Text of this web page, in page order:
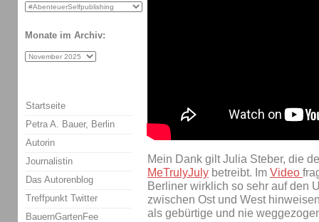
Mein Dank gilt Julia Steber, die
MeTrulyJuly betreibt. Im Video
Berliner wirklich so sehr auf den
zwischen Ost und West
als gebürtige und nie
Monate im Archiv:
Startseite
Petra A. Bauer, Berlin
Autorin
Journalistin
Das Autorenblog
Treffpunkt Twitter
BauernGartenFee